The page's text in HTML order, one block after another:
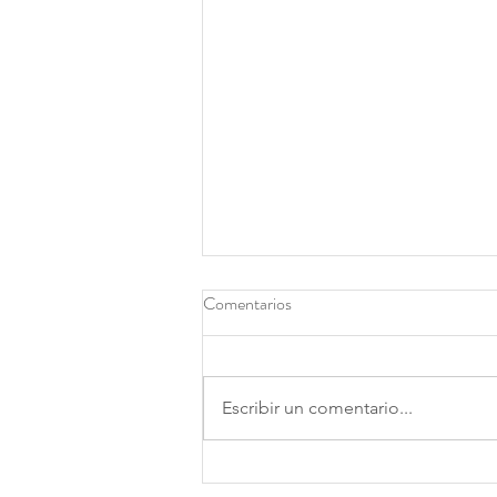
Cómo escoger la clase de baile
Comentarios
Escribir un comentario...